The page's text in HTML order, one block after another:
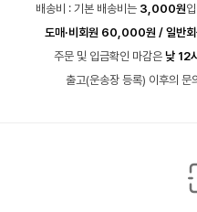
배송비 : 기본 배송비는 3,000원
도매·비회원 60,000원 / 일반
주문 및 입금확인 마감은 낮 12시
출고(운송장 등록) 이후의 문